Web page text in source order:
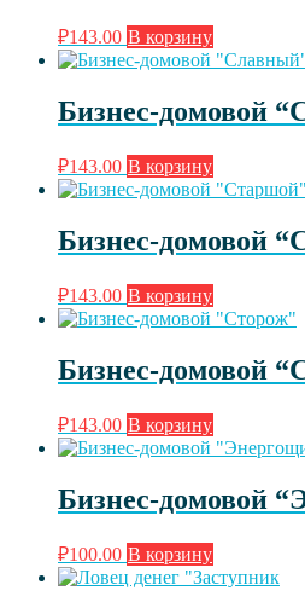
₽143.00 В корзину
Бизнес-домовой
₽143.00 В корзину
Бизнес-домовой
₽143.00 В корзину
Бизнес-домовой
₽143.00 В корзину
Бизнес-домовой
₽100.00 В корзину